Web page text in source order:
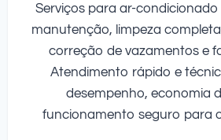
Serviços para ar-
manutenção, limpeza
correção de vazamentos e
Atendimento rápido e
desempenho, economia
funcionamento seguro para